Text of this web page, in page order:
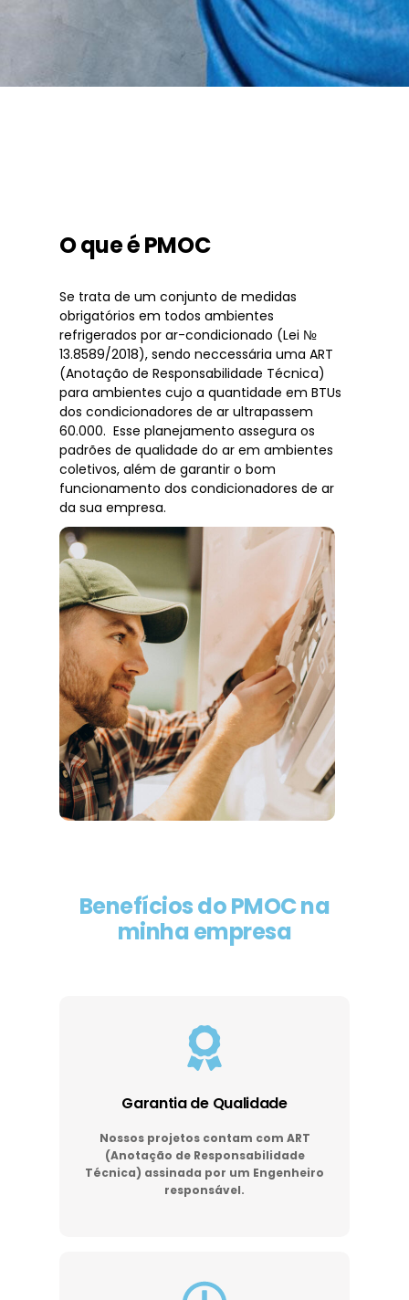
O que é PMOC
Se trata de um conjunto de medidas
obrigatórios em todos ambientes
refrigerados por ar-condicionado (Lei №
13.8589/2018), sendo neccessária uma ART
(Anotação de Responsabilidade Técnica)
para ambientes cujo a quantidade em BTUs
dos condicionadores de ar ultrapassem
60.000. Esse planejamento assegura os
padrões de qualidade do ar em ambientes
coletivos, além de garantir o bom
funcionamento dos condicionadores de ar
da sua empresa.
Benefícios do PMOC na
minha empresa
Garantia de Qualidade
Nossos projetos contam com ART
(Anotação de Responsabilidade
Técnica) assinada por um Engenheiro
responsável.